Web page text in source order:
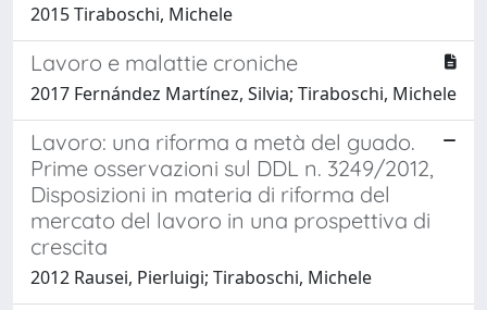
2015 Tiraboschi, Michele
Lavoro e malattie croniche
2017 Fernández Martínez, Silvia; Tiraboschi, Michele
Lavoro: una riforma a metà del guado.
Prime osservazioni sul DDL n. 3249/2012,
Disposizioni in materia di riforma del
mercato del lavoro in una prospettiva di
crescita
2012 Rausei, Pierluigi; Tiraboschi, Michele